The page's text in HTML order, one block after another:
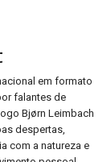
em formato
falantes de
Bjørn Leimbach
despertas,
com a natureza e